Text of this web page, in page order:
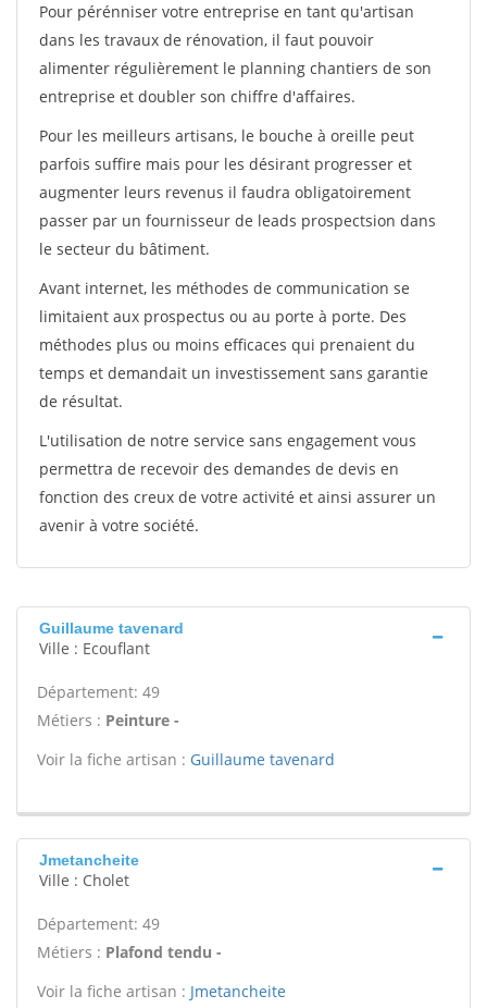
Pour pérénniser votre entreprise en tant qu'artisan
dans les travaux de rénovation, il faut pouvoir
alimenter régulièrement le planning chantiers de son
entreprise et doubler son chiffre d'affaires.
Pour les meilleurs artisans, le bouche à oreille peut
parfois suffire mais pour les désirant progresser et
augmenter leurs revenus il faudra obligatoirement
passer par un fournisseur de leads prospectsion dans
le secteur du bâtiment.
Avant internet, les méthodes de communication se
limitaient aux prospectus ou au porte à porte. Des
méthodes plus ou moins efficaces qui prenaient du
temps et demandait un investissement sans garantie
de résultat.
L'utilisation de notre service sans engagement vous
permettra de recevoir des demandes de devis en
fonction des creux de votre activité et ainsi assurer un
avenir à votre société.
Guillaume tavenard
Ville : Ecouflant
Département: 49
Métiers : Peinture -
Voir la fiche artisan : Guillaume tavenard
Jmetancheite
Ville : Cholet
Département: 49
Métiers : Plafond tendu -
Voir la fiche artisan : Jmetancheite